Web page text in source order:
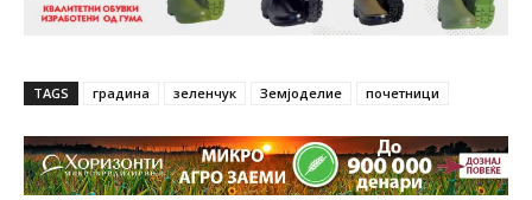
TAGS градина зеленчук Земјоделие почетници